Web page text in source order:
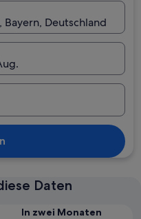
Deutschland
Daten
In zwei Monaten